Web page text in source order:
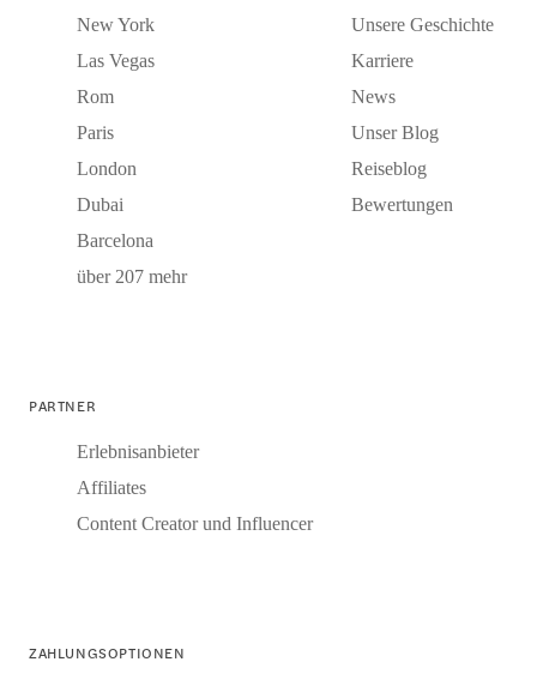
New York
Las Vegas
Rom
Paris
London
Dubai
Barcelona
über 207 mehr
Unsere Geschichte
Karriere
News
Unser Blog
Reiseblog
Bewertungen
PARTNER
Erlebnisanbieter
Affiliates
Content Creator und Influencer
ZAHLUNGSOPTIONEN